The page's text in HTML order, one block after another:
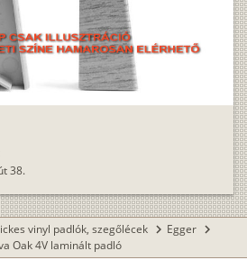
38.
vinyl padlók, szegőlécek chevron_right Egger chevron_right
Oak 4V laminált padló